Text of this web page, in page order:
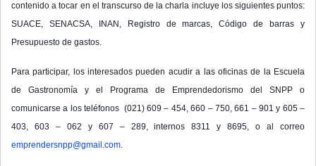
contenido a tocar en el transcurso de la charla incluye los siguientes puntos:
SUACE, SENACSA, INAN, Registro de marcas, Código de barras y
Presupuesto de gastos.
Para participar, los interesados pueden acudir a las oficinas de la Escuela
de Gastronomía y el Programa de Emprendedorismo del SNPP o
comunicarse a los teléfonos (021) 609 – 454, 660 – 750, 661 – 901 y 605 –
403, 603 – 062 y 607 – 289, internos 8311 y 8695, o al correo
emprendersnpp@gmail.com.